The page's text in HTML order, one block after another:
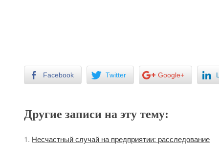
Facebook Twitter Google+
Другие записи на эту тему:
Несчастный случай на предприятии: расследование